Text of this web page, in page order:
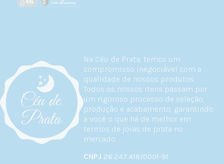
Na Céu de Prata, temos um
compromisso inegociável com a
qualidade de nossos produtos.
Todos os nossos itens passam por
um rigoroso processo de seleção,
produção e acabamento, garantindo
a você o que há de melhor em
termos de joias de prata no
mercado.
CNPJ 26.247.418/0001-91